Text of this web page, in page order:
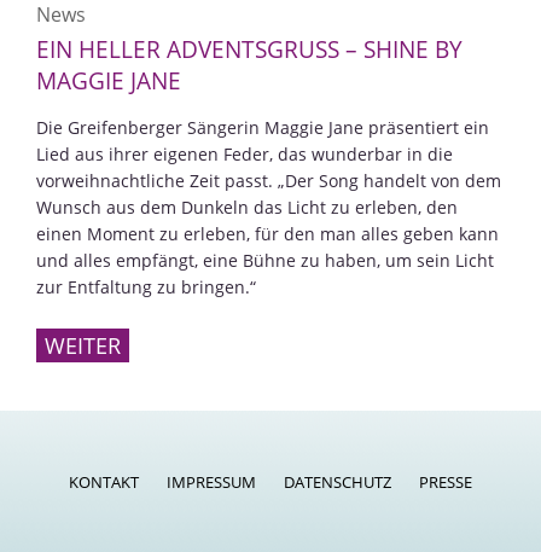
News
EIN HELLER ADVENTSGRUSS – SHINE BY M
AGGIE JANE
Die Greifenberger Sängerin Maggie Jane präsentiert ein
Lied aus ihrer eigenen Feder, das wunderbar in die
vorweihnachtliche Zeit passt. „Der Song handelt von dem
Wunsch aus dem Dunkeln das Licht zu erleben, den
einen Moment zu erleben, für den man alles geben kann
und alles empfängt, eine Bühne zu haben, um sein Licht
zur Entfaltung zu bringen.“
WEITER
KONTAKT IMPRESSUM DATENSCHUTZ PRESSE